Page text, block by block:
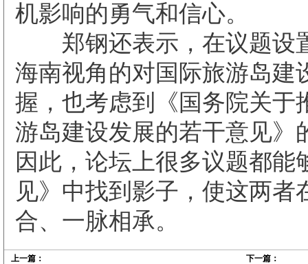
机影响的勇气和信心。
郑钢还表示，在议题设
海南视角的对国际旅游岛建
握，也考虑到《国务院关于
游岛建设发展的若干意见》
因此，论坛上很多议题都能
见》中找到影子，使这两者
合、一脉相承。
上一篇： 下一篇：